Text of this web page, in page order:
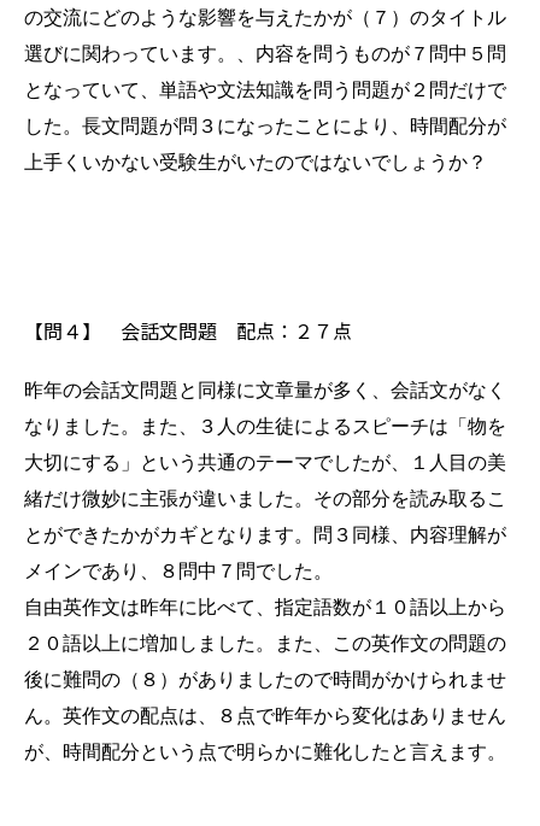
の交流にどのような影響を与えたかが（７）のタイトル
選びに関わっています。、内容を問うものが７問中５問
となっていて、単語や文法知識を問う問題が２問だけで
した。長文問題が問３になったことにより、時間配分が
上手くいかない受験生がいたのではないでしょうか？
【問４】 会話文問題 配点：２７点
昨年の会話文問題と同様に文章量が多く、会話文がなく
なりました。また、３人の生徒によるスピーチは「物を
大切にする」という共通のテーマでしたが、１人目の美
緒だけ微妙に主張が違いました。その部分を読み取るこ
とができたかがカギとなります。
問３同様、内容理解が
メインであり、８問中７問でした。
自由英作文は昨年に比べて、指定語数が１０語以上から
２０語以上に増加しました。また、この英作文の問題の
後に難問の（８）がありましたので時間がかけられませ
ん。英作文の配点は、８点で昨年から変化はありません
が、時間配分という点で明らかに難化したと言えます。